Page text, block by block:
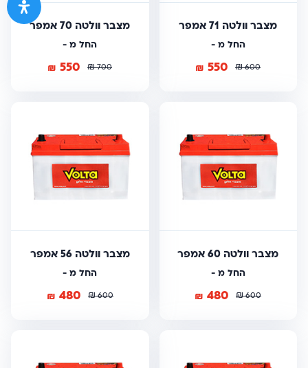
מצבר וולטה 71 אמפר
החל מ -
600
₪
550
₪
מצבר וולטה 70 אמפר
החל מ -
700
₪
550
₪
מצבר וולטה 60 אמפר
החל מ -
600
₪
480
₪
מצבר וולטה 56 אמפר
החל מ -
600
₪
480
₪